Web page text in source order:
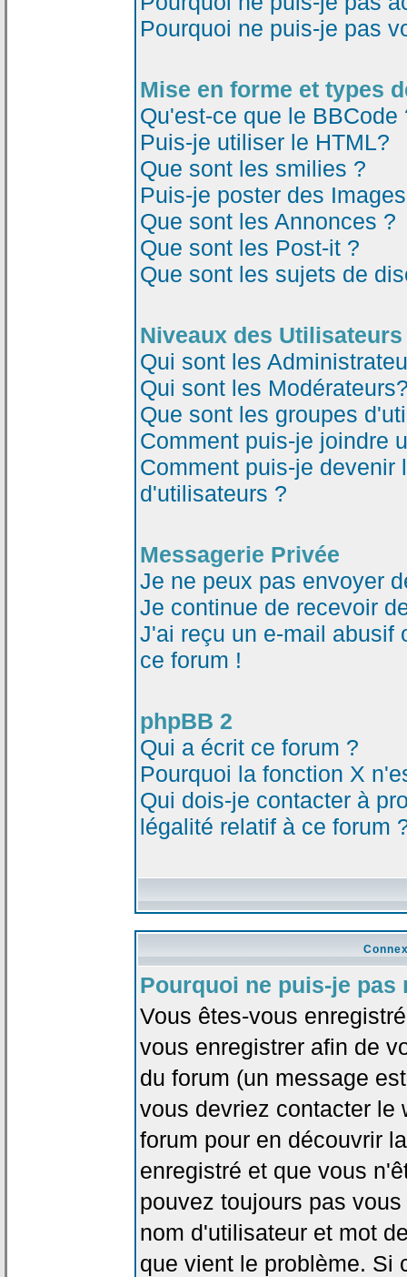
Pourquoi ne puis-je pas
Mise en forme et types
Qu'est-ce que le BBCode
Puis-je utiliser le HTML?
Que sont les smilies ?
Puis-je poster des
Que sont les Annonces ?
Que sont les Post-it ?
Que sont les sujets de
Niveaux des
Qui sont les
Qui sont les
Que sont les groupes
Comment puis-je joindre
Comment puis-je devenir
d'utilisateurs ?
Messagerie Privée
Je ne peux pas envoyer
Je continue de recevoir
J'ai reçu un e-mail abusif
ce forum !
phpBB 2
Qui a écrit ce forum ?
Pourquoi la fonction X
Qui dois-je contacter à
légalité relatif à ce forum
Pourquoi ne puis-je pas
Vous êtes-vous
vous enregistrer afin de
du forum (un message
vous devriez contacter le
forum pour en découvrir
enregistré et que vous
pouvez toujours pas
nom d'utilisateur et mot
que vient le problème. Si